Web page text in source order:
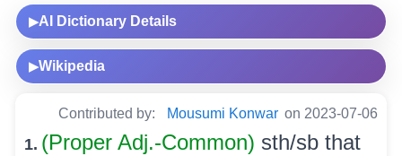
▶AI Dictionary Details
▶Wikipedia
Contributed by: Mousumi Konwar on 2023-07-06
1. (Proper Adj.-Common) sth/sb that